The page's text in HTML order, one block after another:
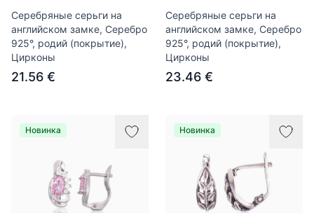
Серебряные серьги на
английском замке, Серебро
925°, родий (покрытие),
Цирконы
21.56 €
Серебряные серьги на
английском замке, Серебро
925°, родий (покрытие),
Цирконы
23.46 €
Новинка Новинка